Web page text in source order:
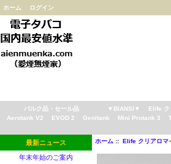
ホーム ログイン
バルク品・セール品 ▼BIANSI▼ Elife ク
Aerotank V2
EVOD 2 Genitank Mini Protank 3
最新ニュース
年末年始のご案内
ホーム :: Elife クリアロマ